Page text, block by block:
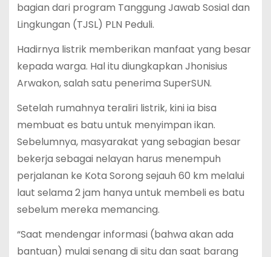
bagian dari program Tanggung Jawab Sosial dan
Lingkungan (TJSL) PLN Peduli.
Hadirnya listrik memberikan manfaat yang besar
kepada warga. Hal itu diungkapkan Jhonisius
Arwakon, salah satu penerima SuperSUN.
Setelah rumahnya teraliri listrik, kini ia bisa
membuat es batu untuk menyimpan ikan.
Sebelumnya, masyarakat yang sebagian besar
bekerja sebagai nelayan harus menempuh
perjalanan ke Kota Sorong sejauh 60 km melalui
laut selama 2 jam hanya untuk membeli es batu
sebelum mereka memancing.
“Saat mendengar informasi (bahwa akan ada
bantuan) mulai senang di situ dan saat barang